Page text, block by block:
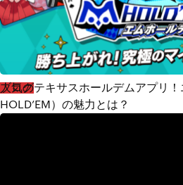
ブログ
人気のテキサスホールデムアプリ
HOLD’EM）の魅力とは？